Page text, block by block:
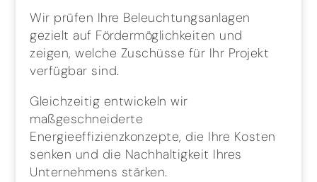
Wir prüfen Ihre Beleuchtungsanlagen
gezielt auf Fördermöglichkeiten und
zeigen, welche Zuschüsse für Ihr Projekt
verfügbar sind.
Gleichzeitig entwickeln wir
maßgeschneiderte
Energieeffizienzkonzepte, die Ihre Kosten
senken und die Nachhaltigkeit Ihres
Unternehmens stärken.